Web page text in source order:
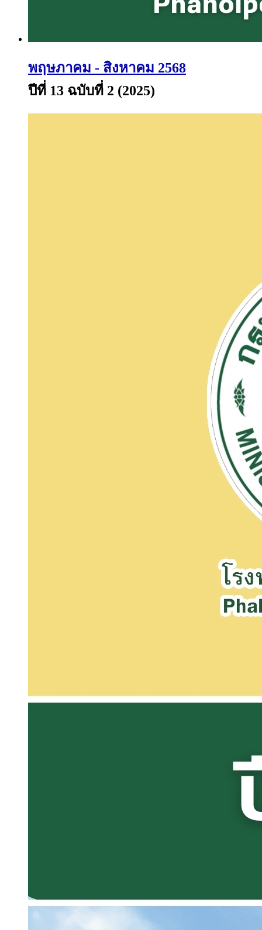
พฤษภาคม - สิงหาคม 2568
ปีที่ 13 ฉบับที่ 2 (2025)